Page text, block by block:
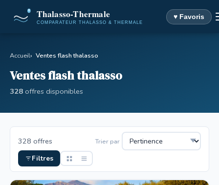
♥ Favoris
Accueil Ventes flash thalasso
Ventes flash thalasso
328 offres disponibles
328 offres Trier par
Filtres